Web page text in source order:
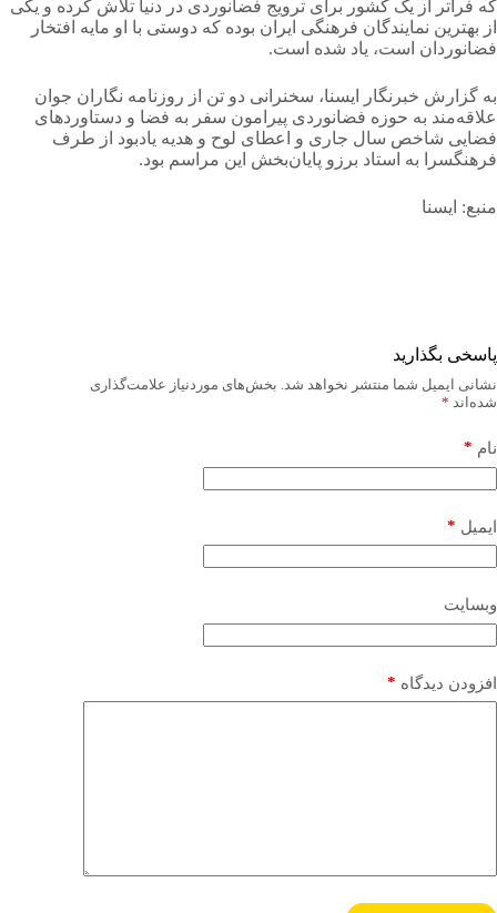
که فراتر از یک کشور برای ترویج فضانوردی در دنیا تلاش کرده و یکی
از بهترین نمایندگان فرهنگی ایران بوده که دوستی با او مایه افتخار
فضانوردان است، یاد شده است.
به گزارش خبرنگار ایسنا، سخنرانی دو تن از روزنامه نگاران جوان
علاقه‌مند به حوزه فضانوردی پیرامون سفر به فضا و دستاوردهای
فضایی شاخص سال جاری و اعطای لوح و هدیه یادبود از طرف
فرهنگسرا به استاد برزو پایان‌بخش این مراسم بود.
منبع: ایسنا
پاسخی بگذارید
نشانی ایمیل شما منتشر نخواهد شد. بخش‌های موردنیاز علامت‌گذاری
شده‌اند *
نام *
ایمیل *
وبسایت
افزودن دیدگاه *